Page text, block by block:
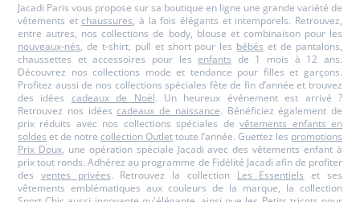
Jacadi Paris vous propose sur sa boutique en ligne une grande variété de
vêtements etchaussures, à la fois élégants et intemporels. Retrouvez,
entre autres, nos collections de body, blouse et combinaison pour les
nouveaux-nés, de t-shirt, pull et short pour les bébés et de pantalons,
chaussettes et accessoires pour lesenfants de 1 mois à 12 ans.
Découvrez nos collections mode et tendance pour filles et garçons.
Profitez aussi de nos collections spéciales fête de fin d’année et trouvez
des idées cadeaux de Noël. Un heureux événement est arrivé ?
Retrouvez nos idéescadeaux de naissance. Bénéficiez également de
prix réduits avec nos collections spéciales devêtements enfants en
soldes et de notre collection Outlettoute l’année. Guettez les promotions
Prix Doux, une opération spéciale Jacadi avec des vêtements enfant à
prix tout ronds. Adhérez au programme de Fidélité Jacadi afin de profiter
des ventes privées. Retrouvez la collection Les Essentiels et ses
vêtements emblématiques aux couleurs de la marque, la collection